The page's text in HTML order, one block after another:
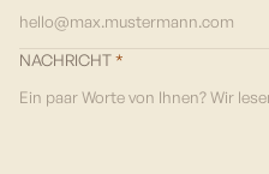
NACHRICHT*